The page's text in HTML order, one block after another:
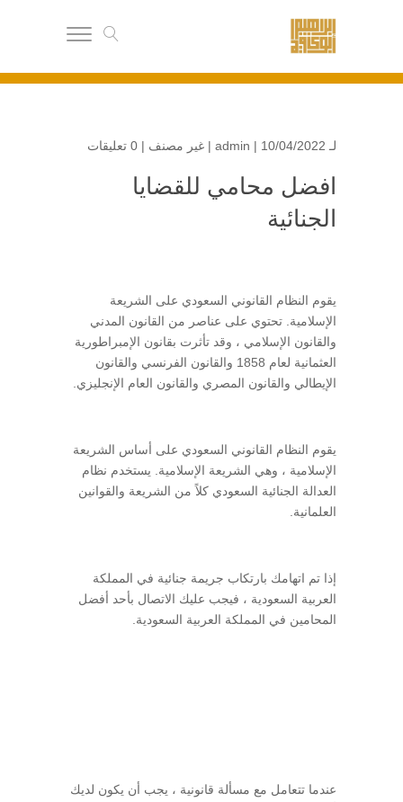
لـ admin | 10/04/2022 | غير مصنف | 0 تعليقات
افضل محامي للقضايا
الجنائية
يقوم النظام القانوني السعودي على الشريعة
الإسلامية. تحتوي على عناصر من القانون المدني
والقانون الإسلامي ، وقد تأثرت بقانون الإمبراطورية
العثمانية لعام 1858 والقانون الفرنسي والقانون
الإيطالي والقانون المصري والقانون العام الإنجليزي.
يقوم النظام القانوني السعودي على أساس الشريعة
الإسلامية ، وهي الشريعة الإسلامية. يستخدم نظام
العدالة الجنائية السعودي كلاً من الشريعة والقوانين
العلمانية.
إذا تم اتهامك بارتكاب جريمة جنائية في المملكة
العربية السعودية ، فيجب عليك الاتصال بأحد أفضل
المحامين في المملكة العربية السعودية.
عندما تتعامل مع مسألة قانونية ، يجب أن يكون لديك